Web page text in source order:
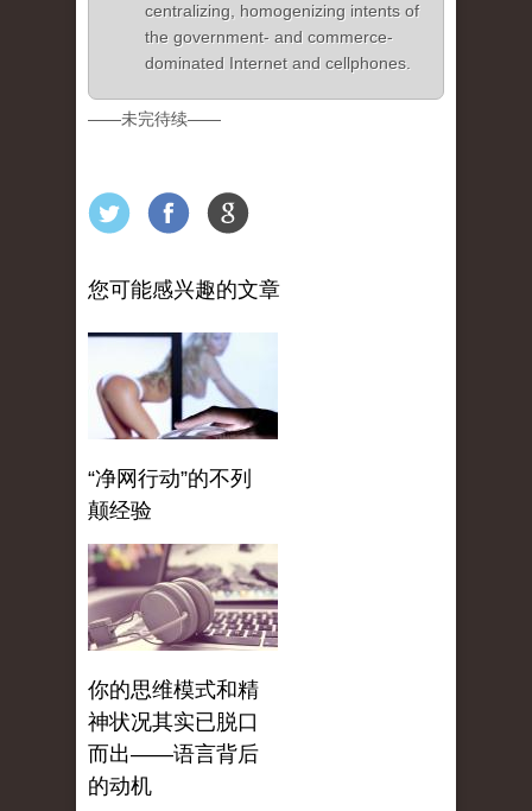
centralizing, homogenizing intents of
the government- and commerce-
dominated Internet and cellphones.
——未完待续——
您可能感兴趣的文章
“净网行动”的不列
颠经验
你的思维模式和精
神状况其实已脱口
而出——语言背后
的动机